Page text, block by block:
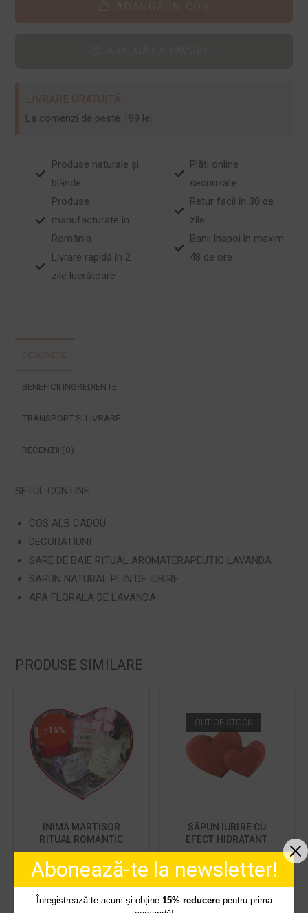
LIVRARE GRATUITĂ
La comenzi de peste 199 lei.
Produse naturale și
blânde
Produse
manufacturate în
România
Livrare rapidă în 2
zile lucrătoare
Plăți online
securizate
Retur facil în 30 de
zile
Banii înapoi în maxim
48 de ore
BENEFICII INGREDIENTE
TRANSPORT ȘI LIVRARE
RECENZII (0)
SETUL CONTINE:
COS ALB CADOU
DECORATIUNI
SARE DE BAIE RITUAL AROMATERAPEUTIC LAVANDA
SAPUN NATURAL PLIN DE IUBIRE
APA FLORALA DE LAVANDA
PRODUSE SIMILARE
-15%
INIMA MARTISOR
RITUAL ROMANTIC
119,00lei
ADAUGĂ ÎN COȘ
OUT OF STOCK
SĂPUN IUBIRE CU
EFECT HIDRATANT
12,00lei
CITEȘTE MAI MULT
Abonează-te la newsletter!
Înregistrează-te acum și obține 15% reducerepentru prima